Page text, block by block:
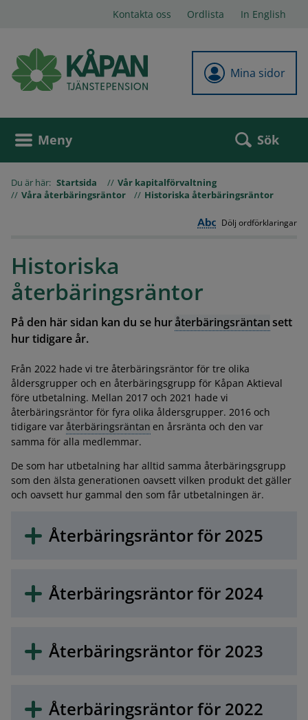
Kontakta oss Ordlista In English
Mina sidor
Meny Sök
Du är här: Startsida
Vår kapitalförvaltning
Våra återbäringsräntor
Historiska återbäringsräntor
Dölj ordförklaringar
Historiska
återbäringsräntor
På den här sidan kan du se huråterbäringsräntansett
hur tidigare år.
Från 2022 hade vi tre återbäringsräntor för tre olika
åldersgrupper och en återbäringsgrupp för Kåpan Aktieval
före utbetalning. Mellan 2017 och 2021 hade vi
återbäringsräntor för fyra olika åldersgrupper. 2016 och
tidigare varåterbäringsräntan en årsränta och den var
samma för alla medlemmar.
De som har utbetalning har alltid samma återbäringsgrupp
som den älsta generationen oavsett vilken produkt det gäller
och oavsett hur gammal den som får utbetalningen är.
Återbäringsräntor för 2025
Återbäringsräntor för 2024
Återbäringsräntor för 2023
Återbäringsräntor för 2022